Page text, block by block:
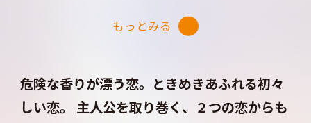
掟が二人の恋の行方を阻む――。宮廷に渦巻く陰謀や
帝位争いに翻弄されながらも、愛と自由を胸に困難
れる！
もっとみる
危険な香りが漂う恋。ときめきあふれる初々
しい恋。 主人公を取り巻く、２つの恋からも